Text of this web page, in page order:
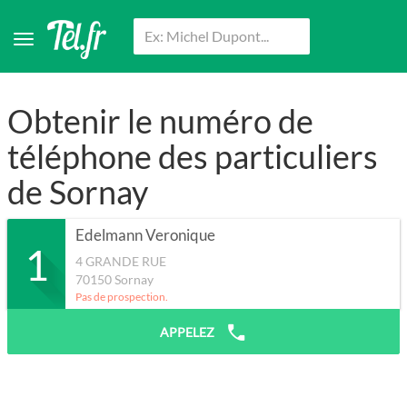
Obtenir le numéro de
téléphone des particuliers
de Sornay
1
Edelmann Veronique
4 GRANDE RUE
70150Sornay
Pas de prospection.
APPELEZ